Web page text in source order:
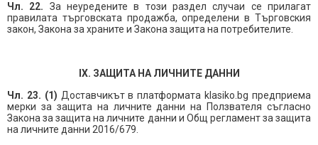
Чл. 22. За неуредените в този раздел случаи се прилагат
правилата търговската продажба, определени в Търговския
закон, Закона за храните и Закона защита на потребителите.
IX. ЗАЩИТА НА ЛИЧНИТЕ ДАННИ
Чл. 23. (1) Доставчикът в платформата klasiko.bg предприема
мерки за защита на личните данни на Ползвателя съгласно
Закона за защита на личните данни и Общ регламент за защита
на личните данни 2016/679.